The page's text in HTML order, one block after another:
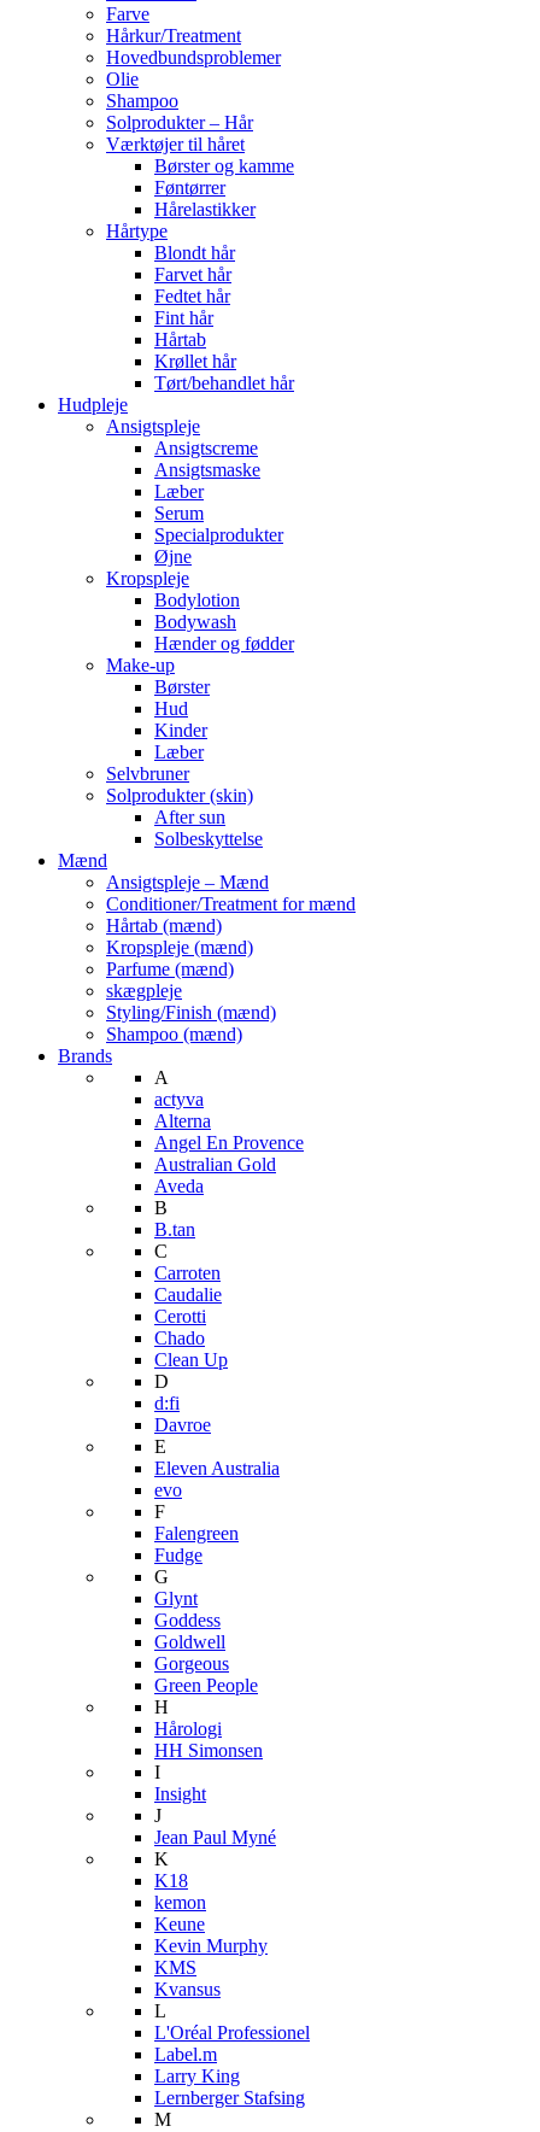
Farve
Hårkur/Treatment
Hovedbundsproblemer
Olie
Shampoo
Solprodukter – Hår
Værktøjer til håret
Børster og kamme
Føntørrer
Hårelastikker
Hårtype
Blondt hår
Farvet hår
Fedtet hår
Fint hår
Hårtab
Krøllet hår
Tørt/behandlet hår
Hudpleje
Ansigtspleje
Ansigtscreme
Ansigtsmaske
Læber
Serum
Specialprodukter
Øjne
Kropspleje
Bodylotion
Bodywash
Hænder og fødder
Make-up
Børster
Hud
Kinder
Læber
Selvbruner
Solprodukter (skin)
After sun
Solbeskyttelse
Mænd
Ansigtspleje – Mænd
Conditioner/Treatment for mænd
Hårtab (mænd)
Kropspleje (mænd)
Parfume (mænd)
skægpleje
Styling/Finish (mænd)
Shampoo (mænd)
Brands
A
actyva
Alterna
Angel En Provence
Australian Gold
Aveda
B
B.tan
C
Carroten
Caudalie
Cerotti
Chado
Clean Up
D
d:fi
Davroe
E
Eleven Australia
evo
F
Falengreen
Fudge
G
Glynt
Goddess
Goldwell
Gorgeous
Green People
H
Hårologi
HH Simonsen
I
Insight
J
Jean Paul Myné
K
K18
kemon
Keune
Kevin Murphy
KMS
Kvansus
L
L'Oréal Professionel
Label.m
Larry King
Lernberger Stafsing
M